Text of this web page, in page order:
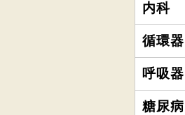
内科
循環
呼吸
糖尿病